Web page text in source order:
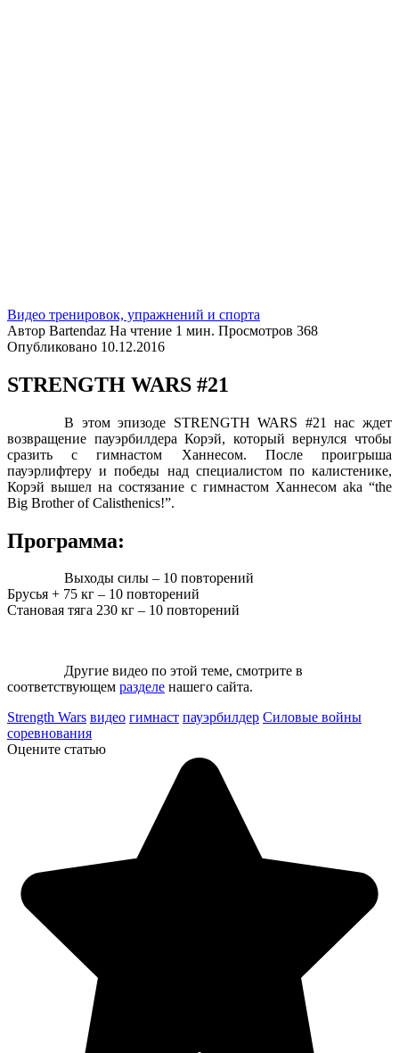
Видео тренировок, упражнений и спорта
Автор Bartendaz На чтение 1 мин. Просмотров 368
Опубликовано 10.12.2016
STRENGTH WARS #21
В этом эпизоде STRENGTH WARS #21 нас ждет
возвращение пауэрбилдера Корэй, который вернулся чтобы
сразить с гимнастом Ханнесом. После проигрыша
пауэрлифтеру и победы над специалистом по калистенике,
Корэй вышел на состязание с гимнастом Ханнесом aka “the
Big Brother of Calisthenics!”.
Программа:
Выходы силы – 10 повторений
Брусья + 75 кг – 10 повторений
Становая тяга 230 кг – 10 повторений
Другие видео по этой теме, смотрите в
соответствующем разделе нашего сайта.
Strength Wars видео гимнаст пауэрбилдер Силовые войны
соревнования
Оцените статью